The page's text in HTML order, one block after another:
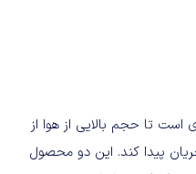
تا حجم بالایی از هوا از
پیدا کند. این دو محصول